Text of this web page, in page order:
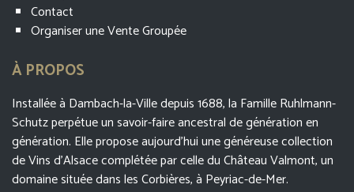
Contact
Organiser une Vente Groupée
À PROPOS
Installée à Dambach-la-Ville depuis 1688, la Famille Ruhlmann-
Schutz perpétue un savoir-faire ancestral de génération en
génération. Elle propose aujourd’hui une généreuse collection
de Vins d’Alsace complétée par celle du Château Valmont, un
domaine située dans les Corbières, à Peyriac-de-Mer.